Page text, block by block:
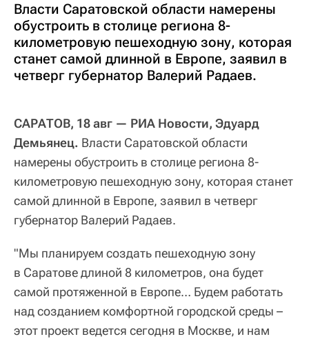
Власти Саратовской области намерены
обустроить в столице региона 8-
километровую пешеходную зону, которая
станет самой длинной в Европе, заявил в
четверг губернатор Валерий Радаев.
САРАТОВ, 18 авг — РИА Новости, Эдуард
Демьянец. Власти Саратовской области
намерены обустроить в столице региона 8-
километровую пешеходную зону, которая станет
самой длинной в Европе, заявил в четверг
губернатор Валерий Радаев.
"Мы планируем создать пешеходную зону
в Саратове длиной 8 километров, она будет
самой протяженной в Европе… Будем работать
над созданием комфортной городской среды –
этот проект ведется сегодня в Москве, и нам